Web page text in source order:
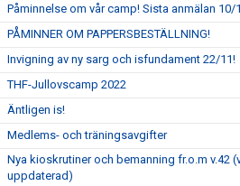
Påminnelse om vår camp! Sista anmälan 10/
PÅMINNER OM PAPPERSBESTÄLLNING!
Invigning av ny sarg och isfundament 22/11!
THF-Jullovscamp 2022
Äntligen is!
Medlems- och träningsavgifter
Nya kioskrutiner och bemanning fr.o.m v.42
uppdaterad)